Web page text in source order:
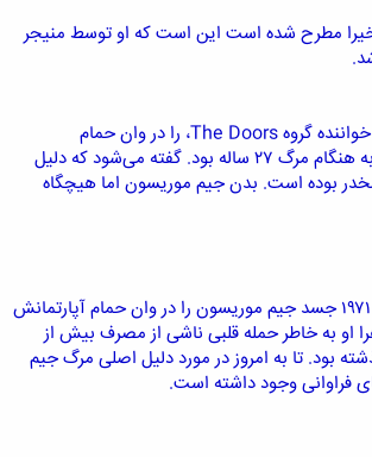
مطرح شده است این است که او توسط منیجر
جسد جیم موریسون، خواننده گروه The Doors، را در وان حمام
آپارتمانش یافتند. او به هنگام مرگ ۲۷ ساله بود. گفته می‌شود که دلیل
بوده است. بدن جیم موریسون اما هیچگاه
در شامگاه سوم ژوئیه ۱۹۷۱ جسد جیم موریسون را در وان حمام آپارتمانش
او به خاطر حمله قلبی ناشی از مصرف بیش از
بود. تا به امروز در مورد دلیل اصلی مرگ جیم
فراوانی وجود داشته است.